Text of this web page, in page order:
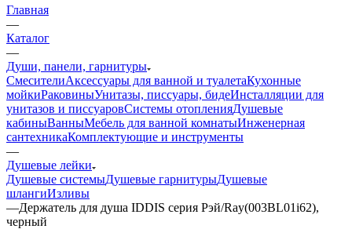
Главная
—
Каталог
—
Души, панели, гарнитуры
СмесителиАксессуары для ванной и туалетаКухонные
мойкиРаковиныУнитазы, писсуары, бидеИнсталляции для
унитазов и писсуаровСистемы отопленияДушевые
кабиныВанныМебель для ванной комнатыИнженерная
сантехникаКомплектующие и инструменты
—
Душевые лейки
Душевые системыДушевые гарнитурыДушевые
шлангиИзливы
—Держатель для душа IDDIS серия Рэй/Ray(003BL01i62),
черный